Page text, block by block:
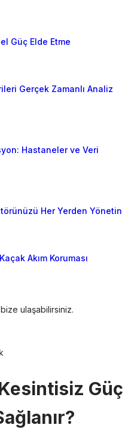
Güç Elde Etme
Gerçek Zamanlı Analiz
Hastaneler ve Veri
Her Yerden Yönetin
Akım Koruması
ulaşabilirsiniz.
Güç